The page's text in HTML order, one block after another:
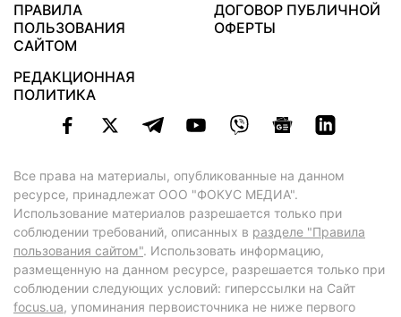
ПРАВИЛА
ПОЛЬЗОВАНИЯ
САЙТОМ
ДОГОВОР ПУБЛИЧНОЙ
ОФЕРТЫ
РЕДАКЦИОННАЯ
ПОЛИТИКА
Все права на материалы, опубликованные на данном
ресурсе, принадлежат ООО "ФОКУС МЕДИА".
Использование материалов разрешается только при
соблюдении требований, описанных в разделе "Правила
пользования сайтом". Использовать информацию,
размещенную на данном ресурсе, разрешается только при
соблюдении следующих условий: гиперссылки на Сайт
focus.ua, упоминания первоисточника не ниже первого